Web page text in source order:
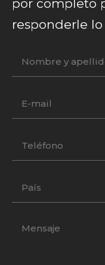
por completo
responderle lo